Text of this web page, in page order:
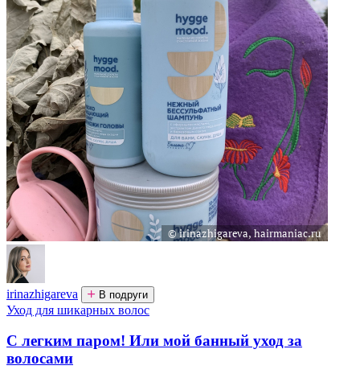
irinazhigareva В подруги
Уход для шикарных волос
С легким паром! Или мой банный уход за
волосами